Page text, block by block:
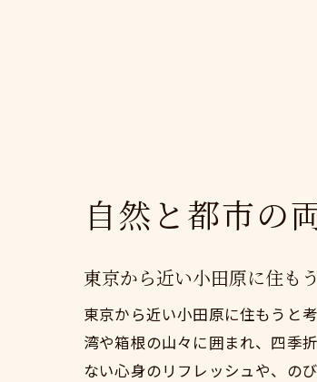
自然と都市の
東京から近い小田原に住も
東京から近い小田原に住もうと
湾や箱根の山々に囲まれ、四季
ない心身のリフレッシュや、の